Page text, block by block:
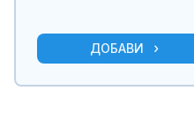
ДОБАВИ